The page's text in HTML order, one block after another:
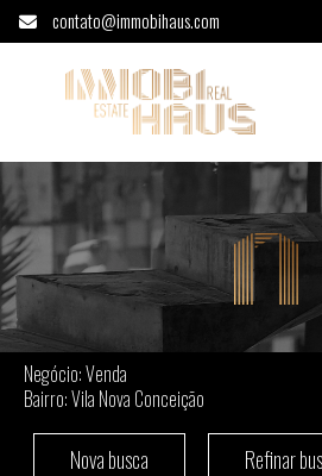
contato@immobihaus.com
Imóveis à venda em Vila
Negócio: Venda
Bairro: Vila Nova Conceição
Nova busca Refinar